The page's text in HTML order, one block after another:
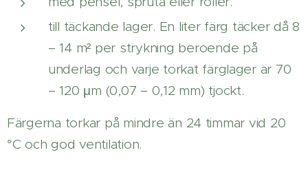
till täckande lager. En liter färg täcker då 8
– 14 m² per strykning beroende på
underlag och varje torkat färglager är 70
– 120 μm (0,07 – 0,12 mm) tjockt.
Färgerna torkar på mindre än 24 timmar vid 20
°C och god ventilation.